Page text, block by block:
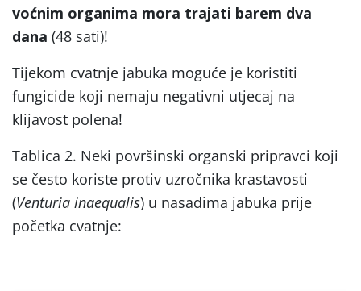
voćnim organima mora trajati barem dva
dana (48 sati)!
Tijekom cvatnje jabuka moguće je koristiti
fungicide koji nemaju negativni utjecaj na
klijavost polena!
Tablica 2. Neki površinski organski pripravci koji
se često koriste protiv uzročnika krastavosti
(Venturia inaequalis) u nasadima jabuka prije
početka cvatnje: